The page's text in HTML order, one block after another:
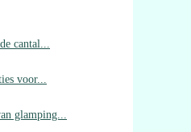
cantal...
voor...
glamping...